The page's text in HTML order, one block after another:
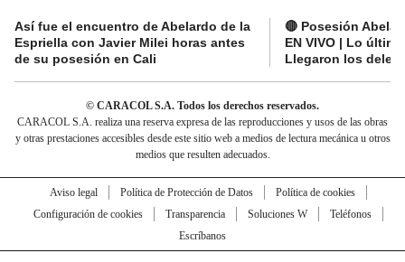
Así fue el encuentro de Abelardo de la
Espriella con Javier Milei horas antes
de su posesión en Cali
🔴 Posesión
EN VIVO | Lo
Llegaron los
© CARACOL S.A. Todos los derechos reservados.
CARACOL S.A. realiza una reserva expresa de las reproducciones y usos de las obras
y otras prestaciones accesibles desde este sitio web a medios de lectura mecánica u otros
medios que resulten adecuados.
Aviso legal Política de Protección de Datos
Política de cookies
Configuración de cookies
Transparencia Soluciones W
Teléfonos
Escríbanos